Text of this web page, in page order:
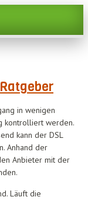
in wenigen
kontrolliert werden.
kann der DSL
Anhand der
Anbieter mit der
Läuft die